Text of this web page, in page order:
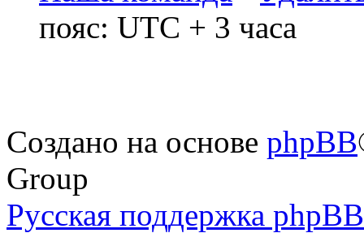
пояс: UTC + 3 часа
Создано на основе phpBB
Group
Русская поддержка phpBB